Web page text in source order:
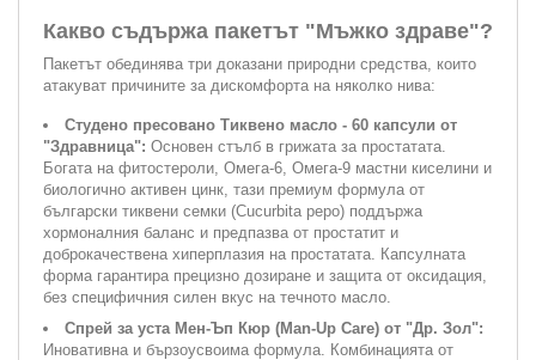
Какво съдържа пакетът "Мъжко здраве"?
Пакетът обединява три доказани природни средства, които
атакуват причините за дискомфорта на няколко нива:
Студено пресовано Тиквено масло - 60 капсули от
"Здравница": Основен стълб в грижата за простатата.
Богата на фитостероли, Омега-6, Омега-9 мастни киселини и
биологично активен цинк, тази премиум формула от
български тиквени семки (Cucurbita pepo) поддържа
хормоналния баланс и предпазва от простатит и
доброкачествена хиперплазия на простатата. Капсулната
форма гарантира прецизно дозиране и защита от оксидация,
без специфичния силен вкус на течното масло.
Спрей за уста Мен-Ъп Кюр (Man-Up Care) от "Др. Зол":
Иновативна и бързоусвоима формула. Комбинацията от